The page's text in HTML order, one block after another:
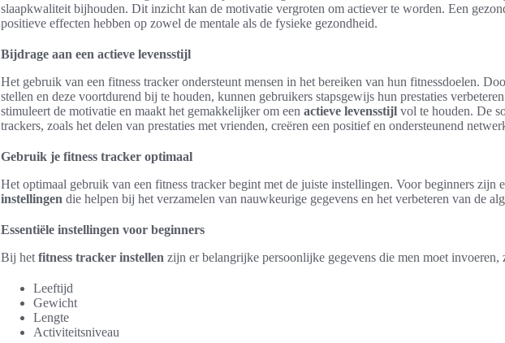
slaapkwaliteit bijhouden. Dit inzicht kan de motivatie vergroten om actiever te worden. Een
positieve effecten hebben op zowel de mentale als de fysieke gezondheid.
Bijdrage aan een actieve levensstijl
Het gebruik van een fitness tracker ondersteunt mensen in het bereiken van hun fitnessdoelen.
stellen en deze voortdurend bij te houden, kunnen gebruikers stapsgewijs hun prestaties
stimuleert de motivatie en maakt het gemakkelijker om een actieve levensstijl vol te houden. De
trackers, zoals het delen van prestaties met vrienden, creëren een positief en ondersteunend
Gebruik je fitness tracker optimaal
Het optimaal gebruik van een fitness tracker begint met de juiste instellingen. Voor beginners zijn
instellingen die helpen bij het verzamelen van nauwkeurige gegevens en het verbeteren van de
Essentiële instellingen voor beginners
Bij het fitness tracker instellen zijn er belangrijke persoonlijke gegevens die men moet invoeren,
Leeftijd
Gewicht
Lengte
Activiteitsniveau